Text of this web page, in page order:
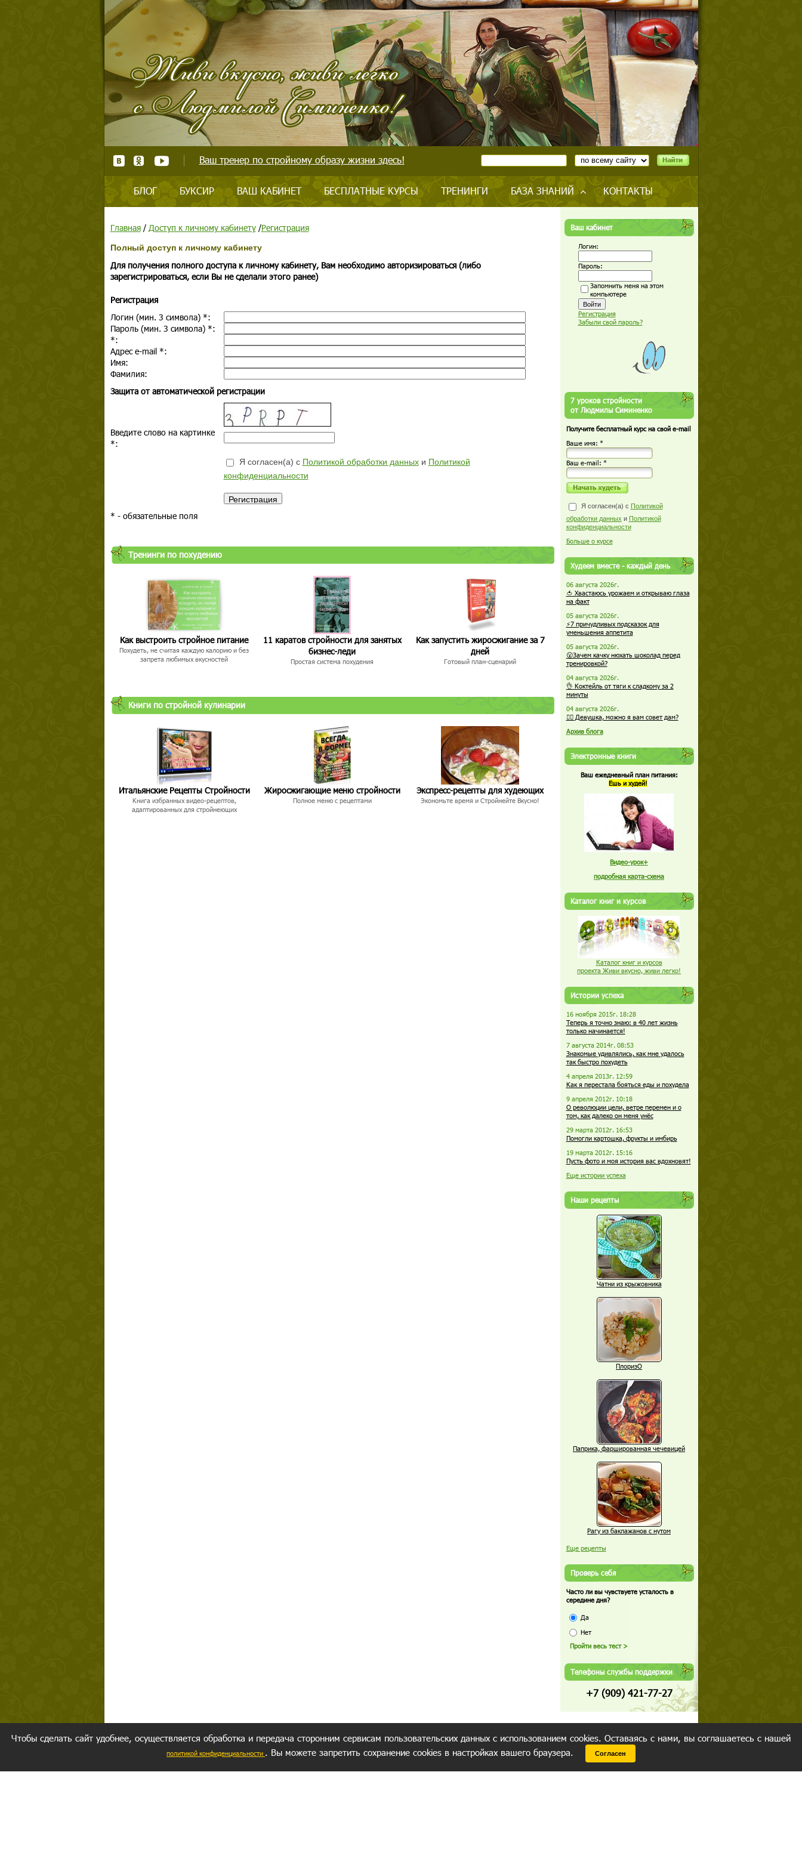
Ваш тренер по стройному образу жизни здесь!
БЛОГ БУКСИР ВАШ КАБИНЕТ БЕСПЛАТНЫЕ КУРСЫ ТРЕНИНГИ БАЗА ЗНАНИЙ КОНТАКТЫ
Главная/ Доступ к личному кабинету/Регистрация
Полный доступ к личному кабинету
Для получения полного доступа к личному кабинету, Вам необходимо авторизироваться (либо
зарегистрироваться, если Вы не сделали этого ранее)
Регистрация
Логин (мин. 3 символа) *:
Пароль (мин. 3 символа) *:
*:
Адрес e-mail *:
Имя:
Фамилия:
Защита от автоматической регистрации
Введите слово на картинке
*:
Я согласен(а) с Политикой обработки данныхи Политикой
конфиденциальности
* - обязательные поля
Тренинги по похудению
Как выстроить стройное питание
Похудеть, не считая каждую калорию и без
запрета любимых вкусностей
11 каратов стройности для занятых
бизнес-леди
Простая система похудения
Как запустить жиросжигание за 7
дней
Готовый план-сценарий
Книги по стройной кулинарии
Итальянские Рецепты Стройности
Книга избранных видео-рецептов,
адаптированных для стройнеющих
Жиросжигающие меню стройности
Полное меню с рецептами
Экспресс-рецепты для худеющих
Экономьте время и Стройнейте Вкусно!
Ваш кабинет
Логин:
Пароль:
Запомнить меня на этом
компьютере
Регистрация
Забыли свой пароль?
7 уроков стройности
от Людмилы Симиненко
Получите бесплатный курс на свой e-mail
Ваше имя: *
Ваш е-mail: *
Я согласен(а) с Политикой
обработки данных и Политикой
конфиденциальности
Больше о курсе
Худеем вместе - каждый день
06 августа 2026г.
🍅 Хвастаюсь урожаем и открываю глаза
на факт
05 августа 2026г.
⚡7 причудливых подсказок для
уменьшения аппетита
05 августа 2026г.
😮Зачем качку нюхать шоколад перед
тренировкой?
04 августа 2026г.
👌 Коктейль от тяги к сладкому за 2
минуты
04 августа 2026г.
🏋️‍♀️ Девушка, можно я вам совет дам?
Архив блога
Электронные книги
Ваш ежедневный план питания:
Ешь и худей!
Видео-урок+
подробная карта-схема
Каталог книг и курсов
Каталог книг и курсов
проекта Живи вкусно, живи легко!
Истории успеха
16 ноября 2015г. 18:28
Теперь я точно знаю: в 40 лет жизнь
только начинается!
7 августа 2014г. 08:53
Знакомые удивлялись, как мне удалось
так быстро похудеть
4 апреля 2013г. 12:59
Как я перестала бояться еды и похудела
9 апреля 2012г. 10:18
О революции цели, ветре перемен и о
том, как далеко он меня унёс
29 марта 2012г. 16:53
Помогли картошка, фрукты и имбирь
19 марта 2012г. 15:16
Пусть фото и моя история вас вдохновят!
Еще истории успеха
Наши рецепты
Чатни из крыжовника
ПлоризО
Паприка, фаршированная чечевицей
Рагу из баклажанов с нутом
Еще рецепты
Проверь себя
Часто ли вы чувствуете усталость в
середине дня?
Да
Нет
Телефоны службы поддержки
+7 (909) 421-77-27
Чтобы сделать сайт удобнее, осуществляется обработка и передача сторонним сервисам пользовательских данных с использованием cookies. Оставаясь с нами, вы соглашаетесь с нашей
политикой конфиденциальности . Вы можете запретить сохранение cookies в настройках вашего браузера. Согласен